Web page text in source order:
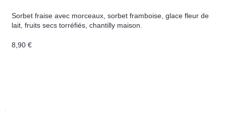
Sorbet fraise avec morceaux, sorbet framboise, glace fleur de
lait, fruits secs torréfiés, chantilly maison.
8,90 €